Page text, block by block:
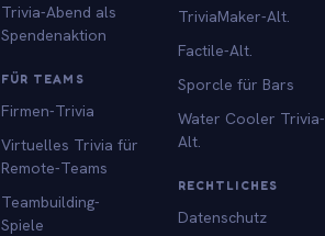
Trivia-Abend als
Spendenaktion
FÜR TEAMS
Firmen-Trivia
Virtuelles Trivia für
Remote-Teams
Teambuilding-
Spiele
TriviaMaker-Alt.
Factile-Alt.
Sporcle für Bars
Water Cooler Trivia-
Alt.
RECHTLICHES
Datenschutz